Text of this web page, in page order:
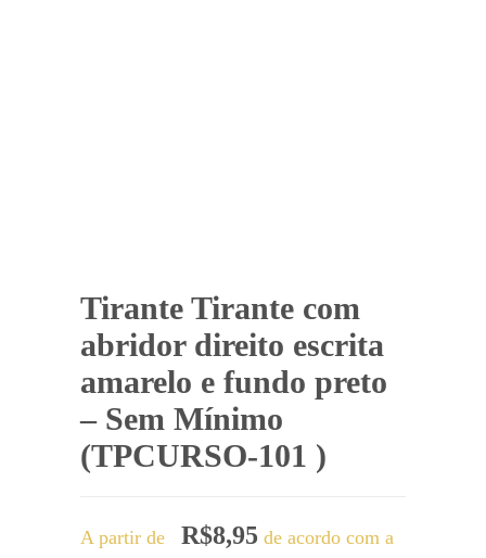
Tirante Tirante com
abridor direito escrita
amarelo e fundo preto
– Sem Mínimo
(TPCURSO-101 )
A partir de R$8,95 de acordo com a